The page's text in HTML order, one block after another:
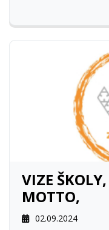
VIZE
MOTTO,
02.09.2024